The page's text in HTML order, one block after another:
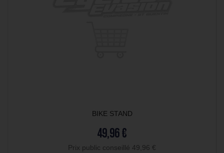
BIKE STAND
49,96 €
Prix public conseillé 49,96 €